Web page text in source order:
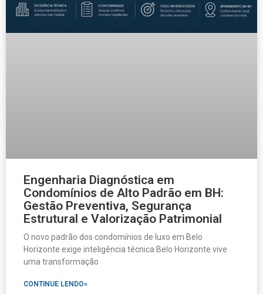
Engenharia Diagnóstica em
Condomínios de Alto Padrão em BH:
Gestão Preventiva, Segurança
Estrutural e Valorização Patrimonial
O novo padrão dos condomínios de luxo em Belo
Horizonte exige inteligência técnica Belo Horizonte vive
uma transformação
CONTINUE LENDO»